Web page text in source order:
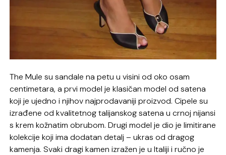
The Mule su sandale na petu u visini od oko osam
centimetara, a prvi model je klasičan model od satena
koji je ujedno i njihov najprodavaniji proizvod. Cipele su
izrađene od kvalitetnog talijanskog satena u crnoj nijansi
s krem kožnatim obrubom. Drugi model je dio je limitirane
kolekcije koji ima dodatan detalj – ukras od dragog
kamenja. Svaki dragi kamen izražen je u Italiji i ručno je